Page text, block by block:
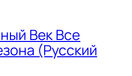
Век Все
(Русский